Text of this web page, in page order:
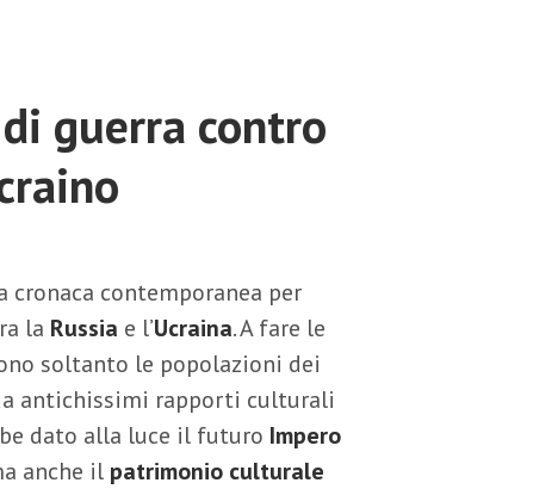
guerra contro
contemporanea per
la Russia e l’Ucraina. A fare le
soltanto le popolazioni dei
antichissimi rapporti culturali
dato alla luce il futuro Impero
anche il patrimonio culturale